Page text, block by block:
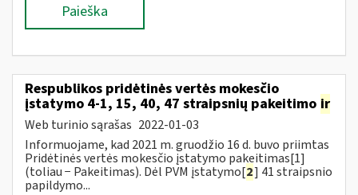
Paieška
Respublikos pridėtinės vertės mokesčio
įstatymo 4-1, 15, 40, 47 straipsnių pakeitimo ir
Web turinio sąrašas 2022-01-03
Informuojame, kad 2021 m. gruodžio 16 d. buvo priimtas
Pridėtinės vertės mokesčio įstatymo pakeitimas[1]
(toliau − Pakeitimas). Dėl PVM įstatymo[2] 41 straipsnio
papildymo...